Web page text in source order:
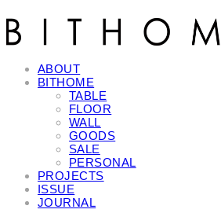
ABOUT
BITHOME
TABLE
FLOOR
WALL
GOODS
SALE
PERSONAL
PROJECTS
ISSUE
JOURNAL